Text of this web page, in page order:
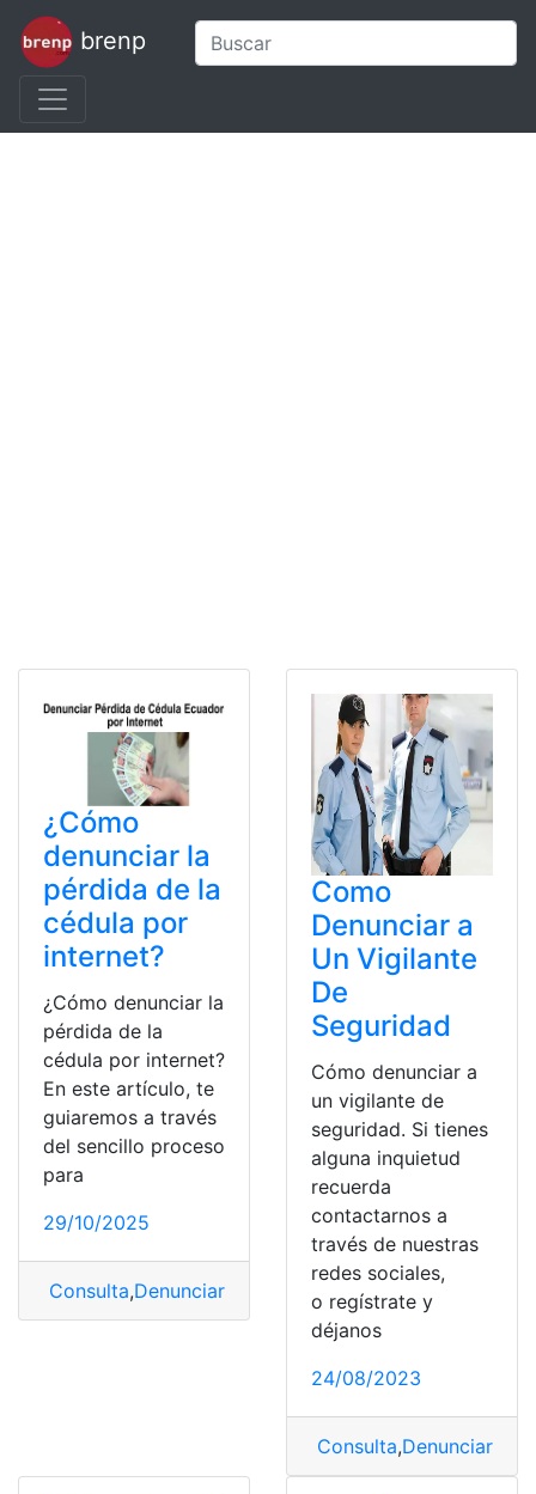
brenp
¿Cómo
denunciar la
pérdida de la
cédula por
internet?
¿Cómo denunciar la
pérdida de la
cédula por internet?
En este artículo, te
guiaremos a través
del sencillo proceso
para
29/10/2025
Consulta,Denunciar Pérdida de la cédula
Como
Denunciar a
Un Vigilante
De
Seguridad
Cómo denunciar a
un vigilante de
seguridad. Si tienes
alguna inquietud
recuerda
contactarnos a
través de nuestras
redes sociales,
o regístrate y
déjanos
24/08/2023
Consulta,Denunciar